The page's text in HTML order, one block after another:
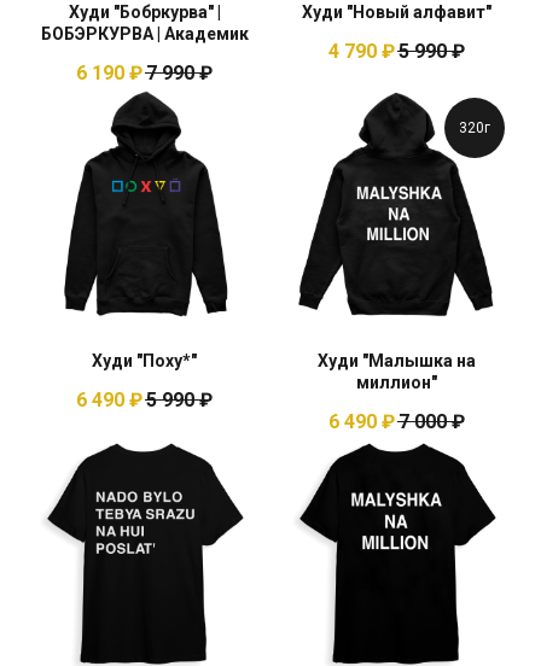
Худи "Бобркурва" |
БОБЭРКУРВА | Академик
6 190 ₽7 990 ₽
Худи "Новый алфавит"
4 790 ₽5 990 ₽
Худи "Поху*"
6 490 ₽5 990 ₽
320г
Худи "Малышка на
миллион"
6 490 ₽7 000 ₽